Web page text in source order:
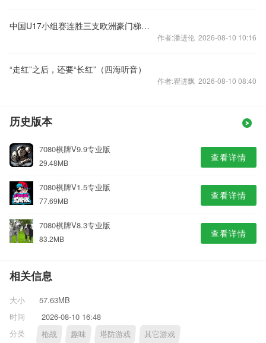
中国U17小组赛连胜三支欧洲豪门梯队 主帅浮嶋敏道出其中关键
作者:潘进伦 2026-08-10 10:16
“走红”之后，还要“长红”（四海听音）
作者:瞿进飘 2026-08-10 08:40
历史版本
7080棋牌V9.9专业版
29.48MB 查看详情
7080棋牌V1.5专业版
77.69MB 查看详情
7080棋牌V8.3专业版
83.2MB 查看详情
相关信息
大小
57.63MB
时间
2026-08-10 16:48
分类
枪战 趣味 塔防游戏 其它游戏